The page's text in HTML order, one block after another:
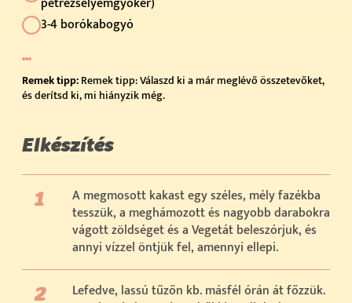
3-4 borókabogyó
Remek tipp:Remek tipp: Válaszd ki a már meglévő összetevőket,
és derítsd ki, mi hiányzik még.
Elkészítés
A megmosott kakast egy széles, mély fazékba
tesszük, a meghámozott és nagyobb darabokra
vágott zöldséget és a Vegetát beleszórjuk, és
annyi vízzel öntjük fel, amennyi ellepi.
Lefedve, lassú tűzőn kb. másfél órán át főzzük.